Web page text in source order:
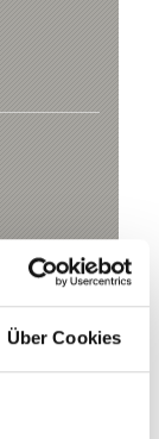
Über Cookies